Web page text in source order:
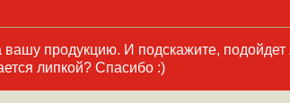
продукцию. И подскажите, подойдет
липкой? Спасибо :)